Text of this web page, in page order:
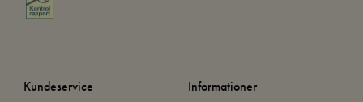
Kundeservice
Informationer